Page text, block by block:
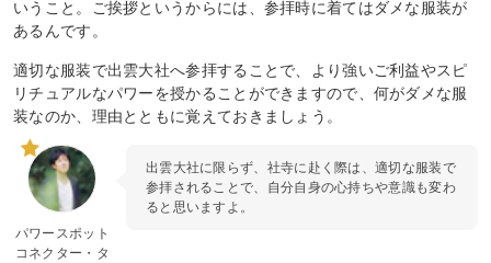
いうこと。ご挨拶というからには、参拝時に着てはダメな服装が
あるんです。
適切な服装で出雲大社へ参拝することで、より強いご利益やスピ
リチュアルなパワーを授かることができますので、何がダメな服
装なのか、理由とともに覚えておきましょう。
パワースポット
コネクター・タ
出雲大社に限らず、社寺に赴く際は、適切な服装で
参拝されることで、自分自身の心持ちや意識も変わ
ると思いますよ。